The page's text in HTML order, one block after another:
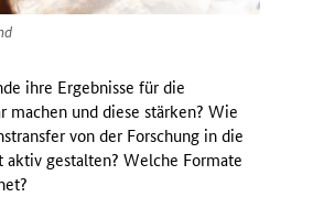
ihre Ergebnisse für die
machen und diese stärken? Wie
von der Forschung in die
aktiv gestalten? Welche Formate